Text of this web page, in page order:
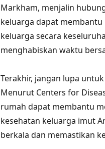
Markham, menjalin
keluarga dapat
keluarga secara
menghabiskan waktu
Terakhir, jangan lupa
Menurut Centers for
rumah dapat membantu
kesehatan keluarga imut
berkala dan memastikan